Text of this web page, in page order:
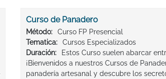
Curso de Panadero
Método:
Curso FP Presencial
Tematica:
Cursos Especializados
Duración:
Estos Curso suelen abarcar
¡Bienvenidos a nuestros Cursos de
panadería artesanal y descubre los